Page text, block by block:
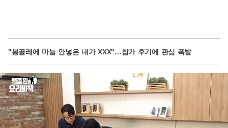
"봉골레에 마늘 안넣은 내가 XXX"…참가 후기에 관심 폭발